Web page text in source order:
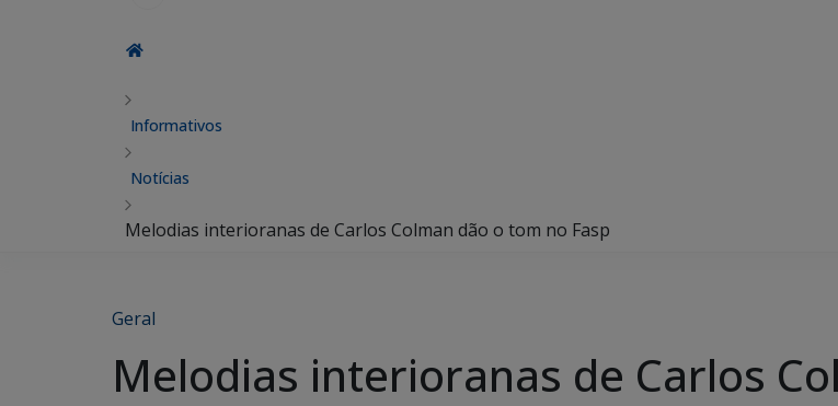
Informativos
Notícias
Melodias interioranas de Carlos Colman dão o tom no Fasp
Geral
Melodias interioranas de Carlos